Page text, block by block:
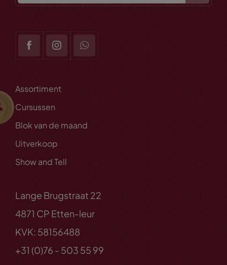
Assortiment
Cursussen
Blok van de maand
Uitverkoop
Show and Tell
Lange Brugstraat 22
4871 CP Etten-leur
KVK: 58156488
+31 (0)76 - 503 55 99